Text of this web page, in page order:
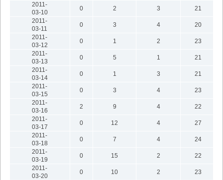
2011-
03-10
0 2 3
21
2011-
03-11
0 3 4
20
2011-
03-12
0 1 2
23
2011-
03-13
0 5 1
21
2011-
03-14
0 1 3
21
2011-
03-15
0 3 4
23
2011-
03-16
2 9 4
22
2011-
03-17
0 12 4
27
2011-
03-18
0 7 4
24
2011-
03-19
0 15 2
22
2011-
03-20
0 10 2
23